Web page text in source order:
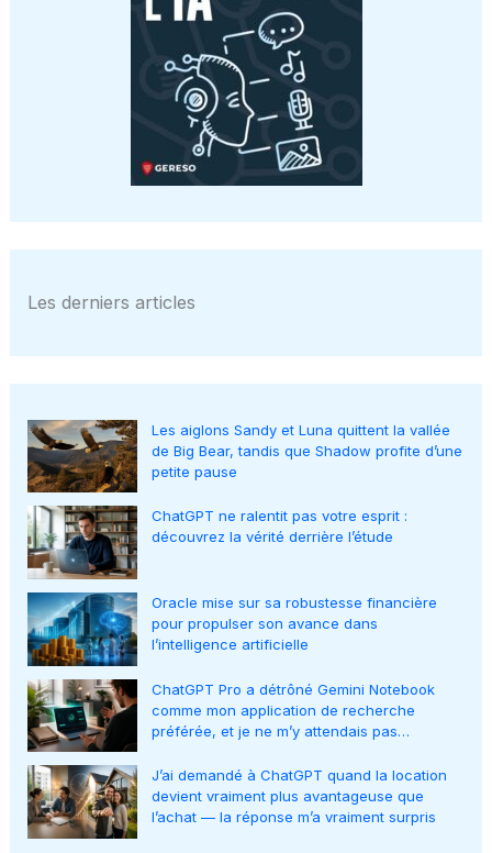
Les derniers articles
Les aiglons Sandy et Luna quittent la vallée
de Big Bear, tandis que Shadow profite d’une
petite pause
ChatGPT ne ralentit pas votre esprit :
découvrez la vérité derrière l’étude
Oracle mise sur sa robustesse financière
pour propulser son avance dans
l’intelligence artificielle
ChatGPT Pro a détrôné Gemini Notebook
comme mon application de recherche
préférée, et je ne m’y attendais pas…
J’ai demandé à ChatGPT quand la location
devient vraiment plus avantageuse que
l’achat — la réponse m’a vraiment surpris